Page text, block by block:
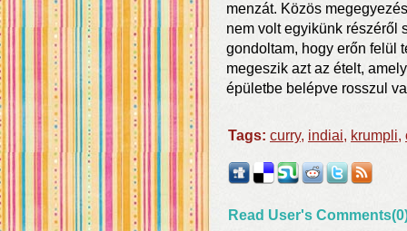
menzát. Közös
nem volt egyikünk részéről
gondoltam, hogy erőn felül
megeszik azt az ételt,
épületbe belépve rosszul
Tags: curry, indiai, krumpli,
Read User's